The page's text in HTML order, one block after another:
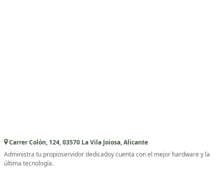
Carrer Colón, 124, 03570 La Vila Joiosa, Alicante
Administra tu propioservidor dedicadoy cuenta con el mejor hardware y la
última tecnología.